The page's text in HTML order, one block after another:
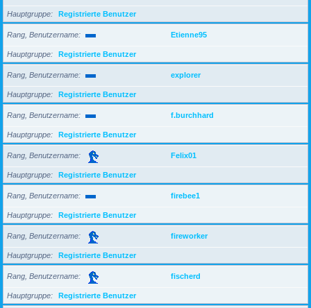
Hauptgruppe Registrierte Benutzer
Rang, Benutzername Etienne95
Hauptgruppe Registrierte Benutzer
Rang, Benutzername explorer
Hauptgruppe Registrierte Benutzer
Rang, Benutzername f.burchhard
Hauptgruppe Registrierte Benutzer
Rang, Benutzername Felix01
Hauptgruppe Registrierte Benutzer
Rang, Benutzername firebee1
Hauptgruppe Registrierte Benutzer
Rang, Benutzername fireworker
Hauptgruppe Registrierte Benutzer
Rang, Benutzername fischerd
Hauptgruppe Registrierte Benutzer